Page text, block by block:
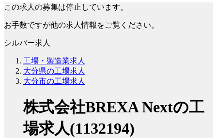
この求人の募集は停止しています。
お手数ですが他の求人情報をご覧ください。
シルバー求人
工場・製造業求人
大分県の工場求人
大分市の工場求人
株式会社BREXA Nextの工
場求人(1132194)